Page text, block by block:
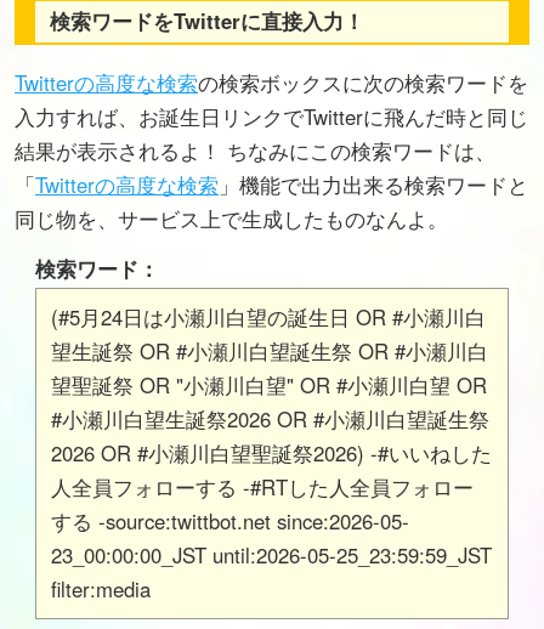
検索ワードをTwitterに直接入力！
Twitterの高度な検索の検索ボックスに次の検索ワードを
入力すれば、お誕生日リンクでTwitterに飛んだ時と同じ
結果が表示されるよ！ ちなみにこの検索ワードは、
「Twitterの高度な検索 」機能で出力出来る検索ワードと
同じ物を、サービス上で生成したものなんよ。
検索ワード：
(#5月24日は小瀬川白望の誕生日 OR #小瀬川白
望生誕祭 OR #小瀬川白望誕生祭 OR #小瀬川白
望聖誕祭 OR "小瀬川白望" OR #小瀬川白望 OR
#小瀬川白望生誕祭2026 OR #小瀬川白望誕生祭
2026 OR #小瀬川白望聖誕祭2026) -#いいねした
人全員フォローする -#RTした人全員フォロー
する -source:twittbot.net since:2026-05-
23_00:00:00_JST until:2026-05-25_23:59:59_JST
filter:media